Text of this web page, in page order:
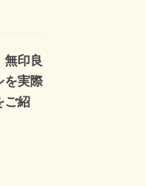
無印良
を実際
ご紹